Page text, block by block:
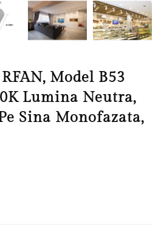
Model B53
Lumina Neutra,
Sina Monofazata,